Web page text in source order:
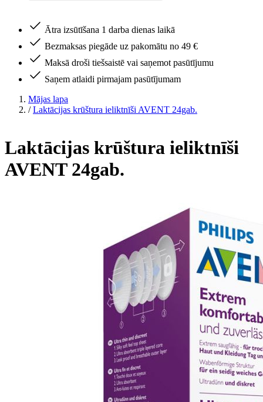
Ātra izsūtīšana 1 darba dienas laikā
Bezmaksas piegāde uz pakomātu no 49 €
Maksā droši tiešsaistē vai saņemot pasūtījumu
Saņem atlaidi pirmajam pasūtījumam
Mājas lapa
/ Laktācijas krūštura ieliktnīši AVENT 24gab.
Laktācijas krūštura ieliktnīši
AVENT 24gab.